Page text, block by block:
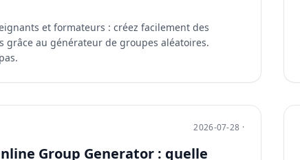
et formateurs : créez facilement des
grâce au générateur de groupes aléatoires.
2026-07-28 ·
Group Generator : quelle